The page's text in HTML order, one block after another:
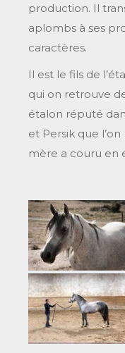
production. Il
aplombs à ses
caractères.
Il est le fils de
qui on retrouve
étalon réputé
et Persik que
mère a couru en